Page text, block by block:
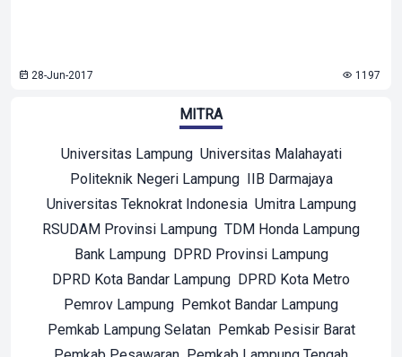
28-Jun-2017 1197
MITRA
Universitas Lampung Universitas Malahayati
Politeknik Negeri Lampung IIB Darmajaya
Universitas Teknokrat Indonesia Umitra Lampung
RSUDAM Provinsi Lampung TDM Honda Lampung
Bank Lampung DPRD Provinsi Lampung
DPRD Kota Bandar Lampung DPRD Kota Metro
Pemrov Lampung Pemkot Bandar Lampung
Pemkab Lampung Selatan Pemkab Pesisir Barat